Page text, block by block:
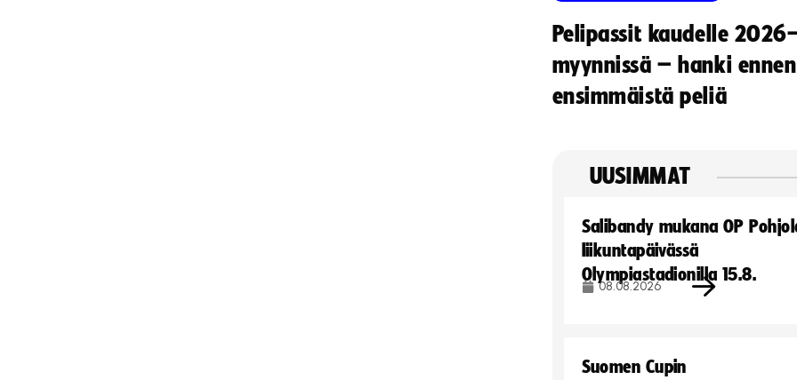
Pelipassit kaudelle
myynnissä – hanki ennen
ensimmäistä peliä
UUSIMMAT
Salibandy mukana OP
liikuntapäivässä
Olympiastadionilla 15.8.
08.08.2026
Suomen Cupin